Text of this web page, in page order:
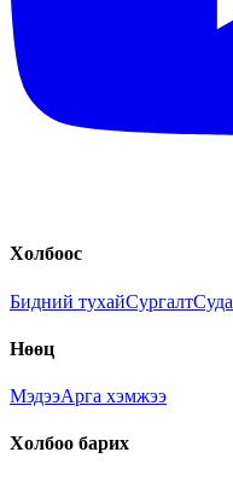
Холбоос
Бидний тухайСургалт
Нөөц
МэдээАрга хэмжээ
Холбоо барих